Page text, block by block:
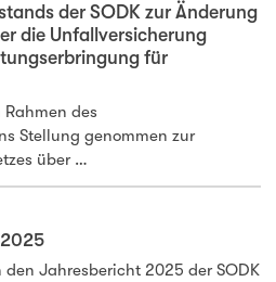
der SODK zur Änderung
die Unfallversicherung
für
des
Stellung genommen zur
über …
Jahresbericht 2025 der SODK